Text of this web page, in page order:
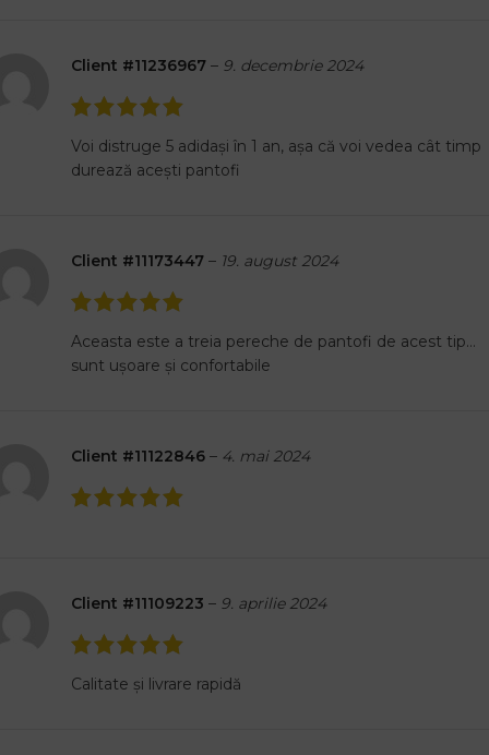
Client #11236967 – 9. decembrie 2024
Voi distruge 5 adidași în 1 an, așa că voi vedea cât timp
durează acești pantofi
Client #11173447 – 19. august 2024
Aceasta este a treia pereche de pantofi de acest tip…
sunt ușoare și confortabile
Client #11122846 – 4. mai 2024
Client #11109223 – 9. aprilie 2024
Calitate și livrare rapidă